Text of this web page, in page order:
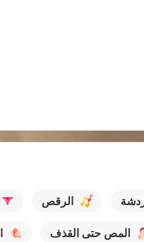
الرقص
المص حتى القذف